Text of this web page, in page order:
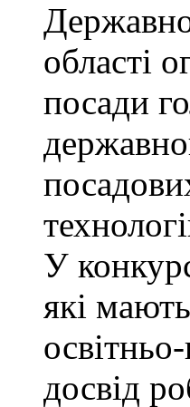
області
посади
У
які
досвід